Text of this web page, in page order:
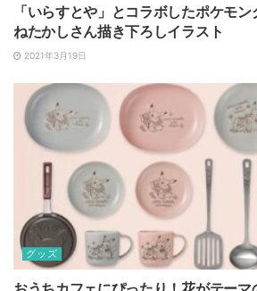
「いらすとや」とコラボしたポケモ
ねたかしさん描き下ろしイラスト
2021年3月19日
グッズ